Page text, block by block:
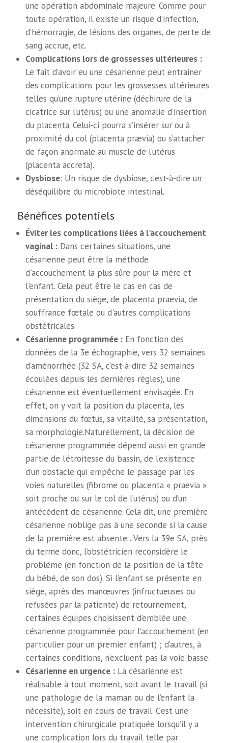
une opération abdominale majeure. Comme pour
toute opération, il existe un risque d’infection,
d’hémorragie, de lésions des organes, de perte de
sang accrue, etc.
Complications lors de grossesses ultérieures :
Le fait d’avoir eu une césarienne peut entrainer
des complications pour les grossesses ultérieures
telles qu’une rupture utérine (déchirure de la
cicatrice sur l’utérus) ou une anomalie d’insertion
du placenta. Celui-ci pourra s’insérer sur ou à
proximité du col (placenta prævia) ou s’attacher
de façon anormale au muscle de l’utérus
(placenta accreta).
Dysbiose: Un risque de ​dysbiose, c’est-à-dire un
déséquilibre du microbiote intestinal.
Bénéfices potentiels
Éviter les complications liées à l'accouchement
vaginal : Dans certaines situations, une
césarienne peut être la méthode
d'accouchement la plus sûre pour la mère et
l'enfant. Cela peut être le cas en cas de
présentation du siège, de placenta praevia, de
souffrance fœtale ou d'autres complications
obstétricales.
Césarienne programmée : En fonction des
données de la 3e échographie, vers 32 semaines
d’aménorrhée (32 SA, c’est-à-dire 32 semaines
écoulées depuis les dernières règles), une
césarienne est éventuellement envisagée. En
effet, on y voit la position du placenta, les
dimensions du fœtus, sa vitalité, sa présentation,
sa morphologie.Naturellement, la décision de
césarienne programmée dépend aussi en grande
partie de l’étroitesse du bassin, de l’existence
d’un obstacle qui empêche le passage par les
voies naturelles (fibrome ou placenta « praevia »
soit proche ou sur le col de l’utérus) ou d’un
antécédent de césarienne. Cela dit, une première
césarienne n’oblige pas à une seconde si la cause
de la première est absente…Vers la 39e SA, près
du terme donc, l’obstétricien reconsidère le
problème (en fonction de la position de la tête
du bébé, de son dos). Si l’enfant se présente en
siège, après des manœuvres (infructueuses ou
refusées par la patiente) de retournement,
certaines équipes choisissent d’emblée une
césarienne programmée pour l’accouchement (en
particulier pour un premier enfant) ; d’autres, à
certaines conditions, n’excluent pas la voie basse.
Césarienne en urgence : La césarienne est
réalisable à tout moment, soit avant le travail (si
une pathologie de la maman ou de l’enfant la
nécessite), soit en cours de travail. C’est une
intervention chirurgicale pratiquée lorsqu’il y a
une complication lors du travail telle par